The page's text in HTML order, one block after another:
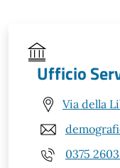
Ufficio
Via della
0375